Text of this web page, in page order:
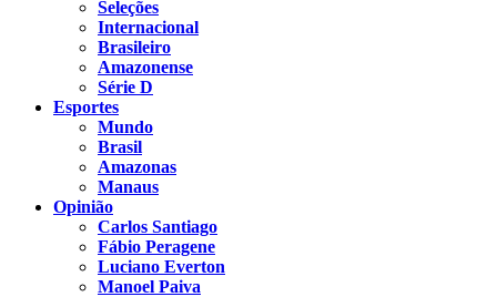
Seleções
Internacional
Brasileiro
Amazonense
Série D
Esportes
Mundo
Brasil
Amazonas
Manaus
Opinião
Carlos Santiago
Fábio Peragene
Luciano Everton
Manoel Paiva